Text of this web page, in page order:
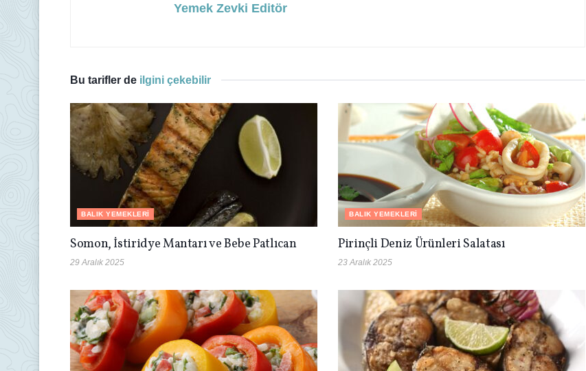
Yemek Zevki Editör
Bu tarifler de ilgini çekebilir
BALIK YEMEKLERI
Somon, İstiridye Mantarı ve Bebe Patlıcan
29 Aralık 2025
BALIK YEMEKLERI
Pirinçli Deniz Ürünleri Salatası
23 Aralık 2025